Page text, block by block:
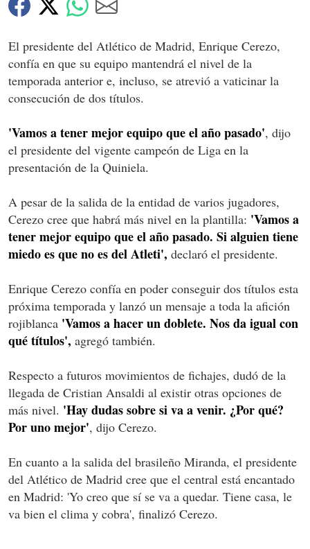
El presidente del Atlético de Madrid, Enrique Cerezo,
confía en que su equipo mantendrá el nivel de la
temporada anterior e, incluso, se atrevió a vaticinar la
consecución de dos títulos.
'Vamos a tener mejor equipo que el año pasado', dijo
el presidente del vigente campeón de Liga en la
presentación de la Quiniela.
A pesar de la salida de la entidad de varios jugadores,
Cerezo cree que habrá más nivel en la plantilla: 'Vamos a
tener mejor equipo que el año pasado. Si alguien tiene
miedo es que no es del Atleti', declaró el presidente.
Enrique Cerezo confía en poder conseguir dos títulos esta
próxima temporada y lanzó un mensaje a toda la afición
rojiblanca 'Vamos a hacer un doblete. Nos da igual con
qué títulos', agregó también.
Respecto a futuros movimientos de fichajes, dudó de la
llegada de Cristian Ansaldi al existir otras opciones de
más nivel. 'Hay dudas sobre si va a venir. ¿Por qué?
Por uno mejor', dijo Cerezo.
En cuanto a la salida del brasileño Miranda, el presidente
del Atlético de Madrid cree que el central está encantado
en Madrid: 'Yo creo que sí se va a quedar. Tiene casa, le
va bien el clima y cobra', finalizó Cerezo.